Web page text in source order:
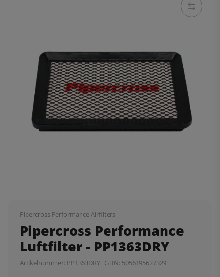
Pipercross Performance Airfilters
Pipercross Performance
Luftfilter - PP1363DRY
Artikelnummer: PP1363DRY GTIN: 5056195627329